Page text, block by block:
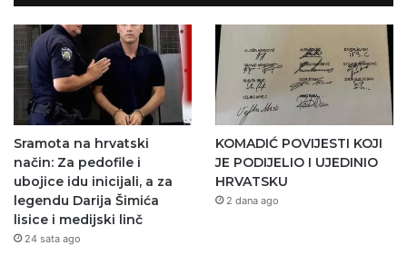
Sramota na hrvatski
način: Za pedofile i
ubojice idu inicijali, a za
legendu Darija Šimića
lisice i medijski linč
24 sata ago
KOMADIĆ POVIJESTI KOJI
JE PODIJELIO I UJEDINIO
HRVATSKU
2 dana ago